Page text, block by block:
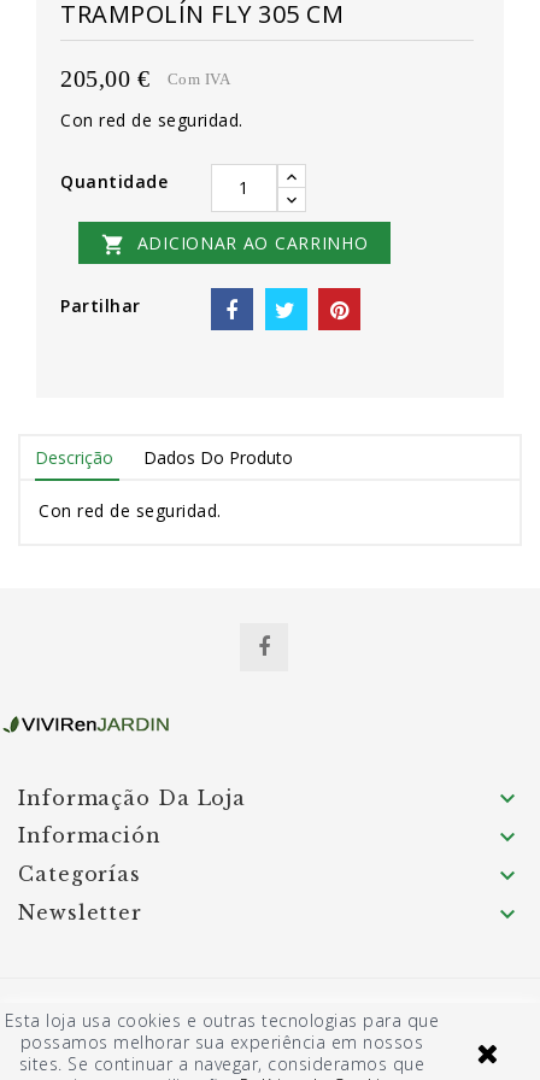
TRAMPOLÍN FLY 305 CM
205,00 € Com IVA
Con red de seguridad.
Quantidade
 ADICIONAR AO CARRINHO
Partilhar
Descrição Dados Do Produto
Con red de seguridad.
Informação Da Loja 
Información 
Categorías 
Newsletter 
Esta loja usa cookies e outras tecnologias para que
possamos melhorar sua experiência em nossos
sites. Se continuar a navegar, consideramos que
© 2026 - Software de comércio eletrónico por
PrestaShop™